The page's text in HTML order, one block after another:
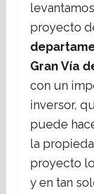
proyecto
Gran Vía
con un
inversor,
puede
la
proyecto
y en tan